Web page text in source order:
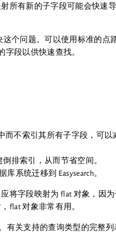
所有新的子字段可能会快速
这个问题。可以使用标准的点
字段以供快速查找。
而不索引其所有子字段，可以
倒排索引，从而节省空间。
系统迁移到 Easysearch。
将字段映射为 flat 对象，因
flat 对象非常有用。
有关支持的查询类型的完整列